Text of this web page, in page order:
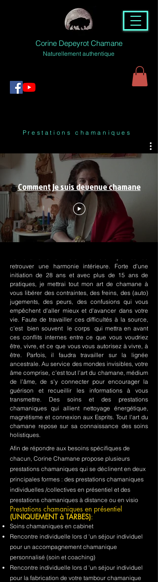
Corine Depeyrot Chamane
Naturellement authentique
Prestations chamaniques
Comment je suis devenue chamane
retrouver une harmonie intérieure. Forte d'une
initiation de 28 ans et avec plus de 15 ans de
pratiques, je mettrai tout mon art de chamane à
vous libérer des contraintes, des freins, des (auto)
jugements, des peurs, des confusions qui vous
empêchent d'aller mieux et d'avancer dans votre
vie. Faute de travailler ces difficultés à la source,
c'est bien souvent le corps qui mettra en avant
ces conflits internes entre ce que vous voudriez
être, vivre, et ce que vous vous autorisez à vivre, à
être. Parfois, il faudra travailler sur la lignée
ancestrale. Au service des mondes invisibles, votre
âme comprise, c'est tout l'art du chamane, médium
de l'âme, de s'y connecter pour encourager la
guérison et recueillir les informations à vous
transmettre. Des soins et des prestations
chamaniques qui allient nettoyage énergétique,
magnétisme et connexion aux Esprits. Tout l'art du
chamane repose sur sa connaissance des soins
holistiques.
Afin de répondre aux besoins spécifiques de
chacun, Corine Chamane propose plusieurs
prestations chamaniques qui se déclinent en deux
principales formes : des prestations chamaniques
individuelles /collectives en présentiel et des
prestations chamaniques à distance ou en visio
Prestations chamaniques en présentiel
(UNIQUEMENT à TARBES):
Soins chamaniques en cabinet
Rencontre individuelle lors d 'un séjour individuel
pour un accompagnement chamanique
personnalisé (soin et coaching)
Rencontre individuelle lors d 'un séjour individuel
pour la fabrication de votre tambour chamanique